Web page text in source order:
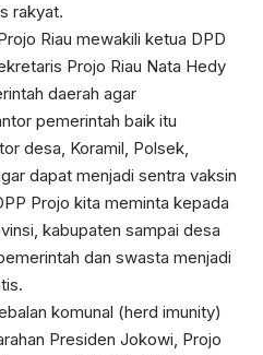
rakyat.
Riau mewakili ketua DPD
Projo Riau Nata Hedy
daerah agar
pemerintah baik itu
desa, Koramil, Polsek,
dapat menjadi sentra vaksin
Projo kita meminta kepada
kabupaten sampai desa
dan swasta menjadi
komunal (herd imunity)
Presiden Jokowi, Projo